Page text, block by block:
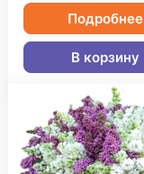
Подробнее
В корзину